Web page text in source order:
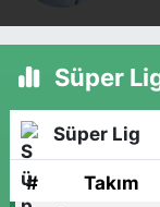
Süper
Süper Lig
# Takım